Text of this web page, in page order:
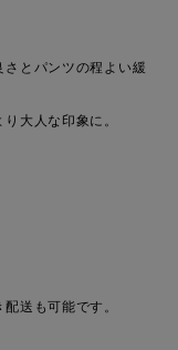
とパンツの程よい緩
大人な印象に。
送も可能です。